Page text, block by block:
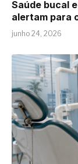
Saúde bucal
alertam para
junho 24, 2026